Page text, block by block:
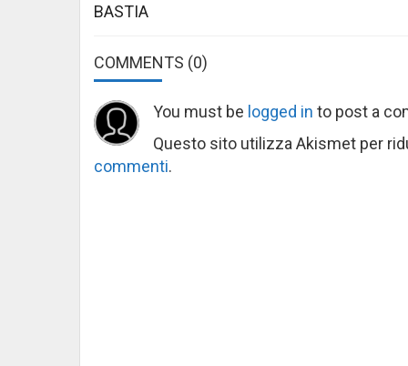
BASTIA
COMMENTS (0)
You must be logged in to post a
Questo sito utilizza Akismet per
commenti.